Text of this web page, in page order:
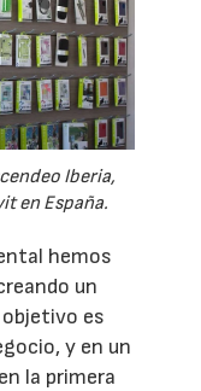
Iberia,
en España.
hemos
un
es
y en un
la primera